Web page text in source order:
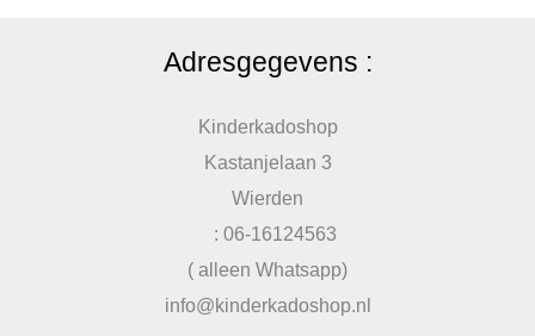
Adresgegevens :
Kinderkadoshop
Kastanjelaan 3
Wierden
: 06-16124563
( alleen Whatsapp)
info@kinderkadoshop.nl